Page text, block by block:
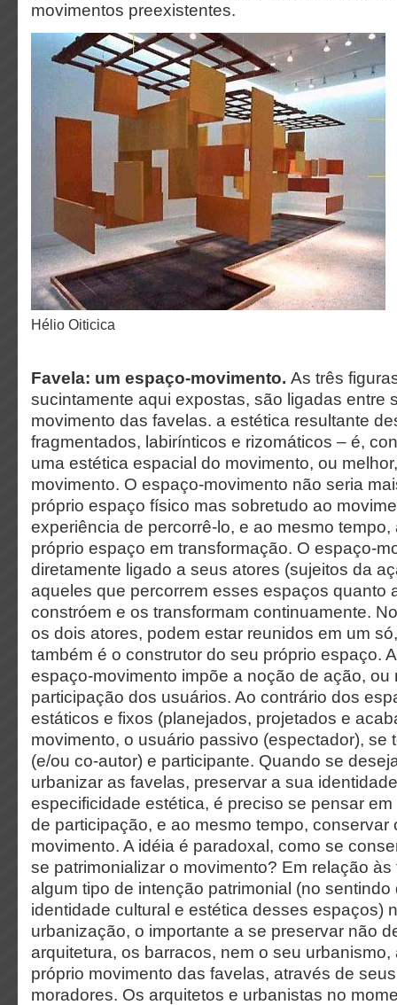
movimentos preexistentes.
Hélio Oiticica
Favela: um espaço-movimento. As três
sucintamente aqui expostas, são ligadas entre
movimento das favelas. a estética resultante
fragmentados, labirínticos e rizomáticos – é,
uma estética espacial do movimento, ou
movimento. O espaço-movimento não seria
próprio espaço físico mas sobretudo ao
experiência de percorrê-lo, e ao mesmo
próprio espaço em transformação. O espaço-
diretamente ligado a seus atores (sujeitos da
aqueles que percorrem esses espaços quanto
constróem e os transformam continuamente.
os dois atores, podem estar reunidos em um
também é o construtor do seu próprio espaço.
espaço-movimento impõe a noção de ação, ou
participação dos usuários. Ao contrário dos
estáticos e fixos (planejados, projetados e
movimento, o usuário passivo (espectador), se
(e/ou co-autor) e participante. Quando se
urbanizar as favelas, preservar a sua
especificidade estética, é preciso se pensar
de participação, e ao mesmo tempo, conservar
movimento. A idéia é paradoxal, como se
se patrimonializar o movimento? Em relação
algum tipo de intenção patrimonial (no sentindo
identidade cultural e estética desses espaços)
urbanização, o importante a se preservar não
arquitetura, os barracos, nem o seu urbanismo,
próprio movimento das favelas, através de
moradores. Os arquitetos e urbanistas no